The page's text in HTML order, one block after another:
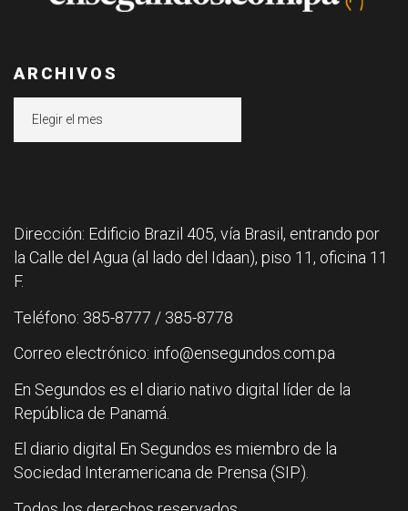
ARCHIVOS
Dirección: Edificio Brazil 405, vía Brasil, entrando por
la Calle del Agua (al lado del Idaan), piso 11, oficina 11
F.
Teléfono: 385-8777 / 385-8778
Correo electrónico: info@ensegundos.com.pa
En Segundos es el diario nativo digital líder de la
República de Panamá.
El diario digital En Segundos es miembro de la
Sociedad Interamericana de Prensa (SIP).